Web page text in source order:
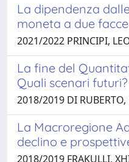
La dipendenza
moneta a due facce
2021/2022 PRINCIPI,
La fine del
Quali scenari futuri?
2018/2019 DI RUBERTO,
La Macroregione
declino e
2018/2019 FRAKULLI,